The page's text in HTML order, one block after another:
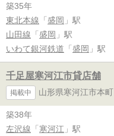
築35年
東北本線 「 盛岡 」駅
山田線 「 盛岡 」駅
いわて銀河鉄道 「 盛岡 」駅
千足屋寒河江市貸店舗
掲載中 山形県寒河江市本町
築38年
左沢線 「 寒河江 」駅